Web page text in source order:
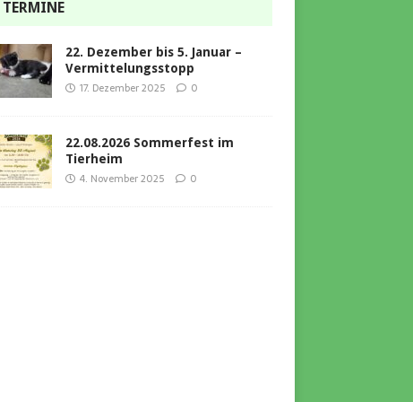
TERMINE
22. Dezember bis 5. Januar –
Vermittelungsstopp
17. Dezember 2025 0
22.08.2026 Sommerfest im
Tierheim
4. November 2025 0